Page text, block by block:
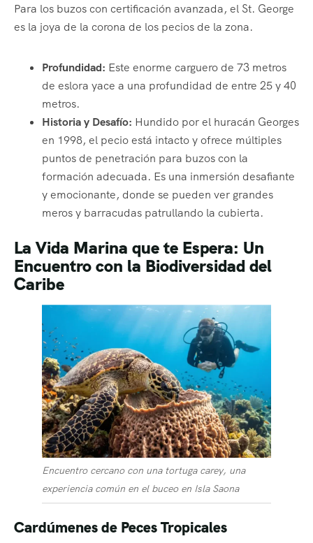
Para los buzos con certificación avanzada, el St. George
es la joya de la corona de los pecios de la zona.
Profundidad: Este enorme carguero de 73 metros
de eslora yace a una profundidad de entre 25 y 40
metros.
Historia y Desafío: Hundido por el huracán Georges
en 1998, el pecio está intacto y ofrece múltiples
puntos de penetración para buzos con la
formación adecuada. Es una inmersión desafiante
y emocionante, donde se pueden ver grandes
meros y barracudas patrullando la cubierta.
La Vida Marina que te Espera: Un
Encuentro con la Biodiversidad del
Caribe
Encuentro cercano con una tortuga carey, una
experiencia común en el buceo en Isla Saona
Cardúmenes de Peces Tropicales